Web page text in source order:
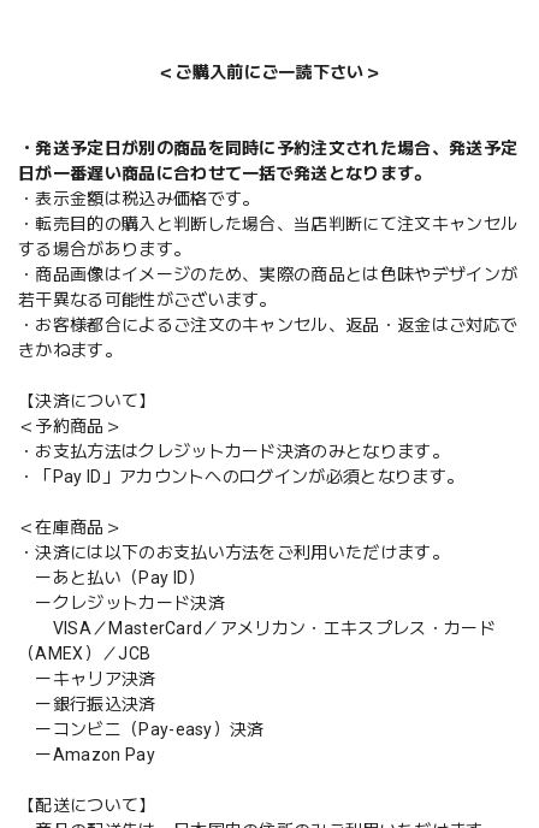
＜ご購入前にご一読下さい＞
・発送予定日が別の商品を同時に予約注文された場合、発送予定
日が一番遅い商品に合わせて一括で発送となります。
・表示金額は税込み価格です。
・転売目的の購入と判断した場合、当店判断にて注文キャンセル
する場合があります。
・商品画像はイメージのため、実際の商品とは色味やデザインが
若干異なる可能性がございます。
・お客様都合によるご注文のキャンセル、返品・返金はご対応で
きかねます。
【決済について】
＜予約商品＞
・お支払方法はクレジットカード決済のみとなります。
・「Pay ID」アカウントへのログインが必須となります。
＜在庫商品＞
・決済には以下のお支払い方法をご利用いただけます。
ーあと払い（Pay ID）
ークレジットカード決済
VISA／MasterCard／アメリカン・エキスプレス・カード
（AMEX）／JCB
ーキャリア決済
ー銀行振込決済
ーコンビニ（Pay-easy）決済
ーAmazon Pay
【配送について】